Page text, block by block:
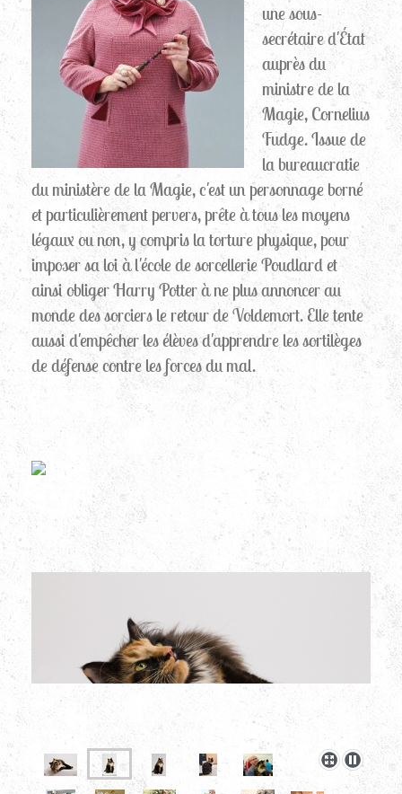
une sous-
secrétaire d'État
auprès du
ministre de la
Magie, Cornelius
Fudge. Issue de
la bureaucratie
du ministère de la Magie, c'est un personnage borné
et particulièrement pervers, prête à tous les moyens
légaux ou non, y compris la torture physique, pour
imposer sa loi à l'école de sorcellerie Poudlard et
ainsi obliger Harry Potter à ne plus annoncer au
monde des sorciers le retour de Voldemort. Elle tente
aussi d'empêcher les élèves d'apprendre les sortilèges
de défense contre les forces du mal.